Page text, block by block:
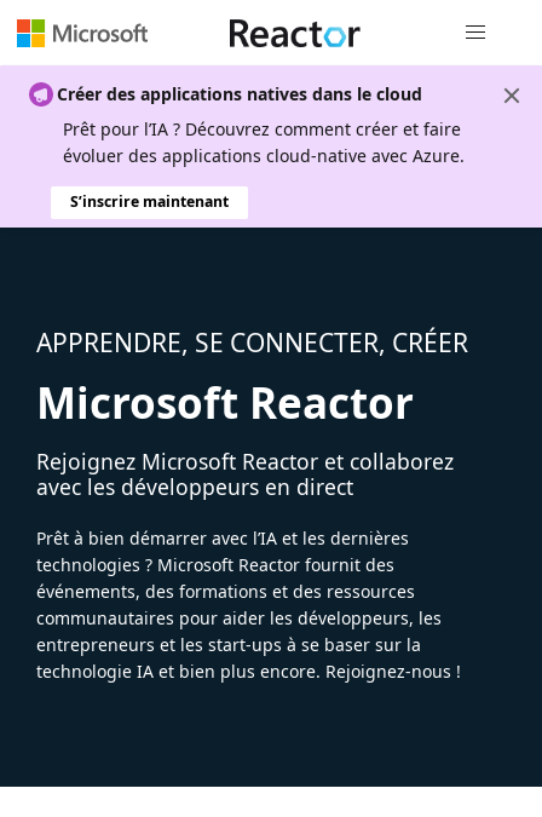
Créer des applications natives dans le cloud
Prêt pour l’IA ? Découvrez comment créer et faire
évoluer des applications cloud-native avec Azure.
S’inscrire maintenant
APPRENDRE, SE CONNECTER, CRÉER
Microsoft Reactor
Rejoignez Microsoft Reactor et collaborez
avec les développeurs en direct
Prêt à bien démarrer avec l’IA et les dernières
technologies ? Microsoft Reactor fournit des
événements, des formations et des ressources
communautaires pour aider les développeurs, les
entrepreneurs et les start-ups à se baser sur la
technologie IA et bien plus encore. Rejoignez-nous !